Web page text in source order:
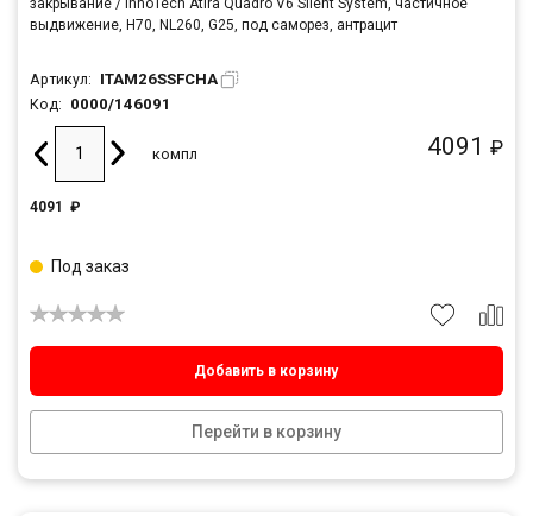
закрывание / InnoTech Atira Quadro V6 Silent System, частичное
выдвижение, H70, NL260, G25, под саморез, антрацит
Артикул: ITAM26SSFCHA
Код: 0000/146091
4091 ₽
компл
4091 ₽
Добавить в корзину
Перейти в корзину
Под заказ